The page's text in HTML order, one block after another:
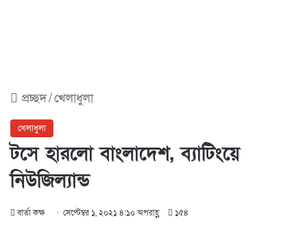
প্রচ্ছদ/খেলাধুলা
খেলাধুলা
টসে হারলো বাংলাদেশ, ব্যাটিংয়ে
নিউজিল্যান্ড
বার্তা কক্ষ সেপ্টেম্বর ১, ২০২১ ৪:১০ অপরাহ্ণ ১৫৪